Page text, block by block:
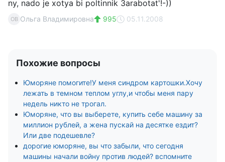
ny, nado je xotya bi poltinnik 3arabotat'!-))
ОВ Ольга Владимировна 995 05.11.2008
Похожие вопросы
Юморяне помогите!У меня синдром картошки.Хочу
лежать в темном теплом углу,и чтобы меня пару
недель никто не трогал.
Юморяне, что вы выберете, купить себе машину за
миллион рублей, а жена пускай на десятке ездит?
Или две подешевле?
дорогие юморяне, вы что забыли, что сегодня
машины начали войну против людей? вспомните